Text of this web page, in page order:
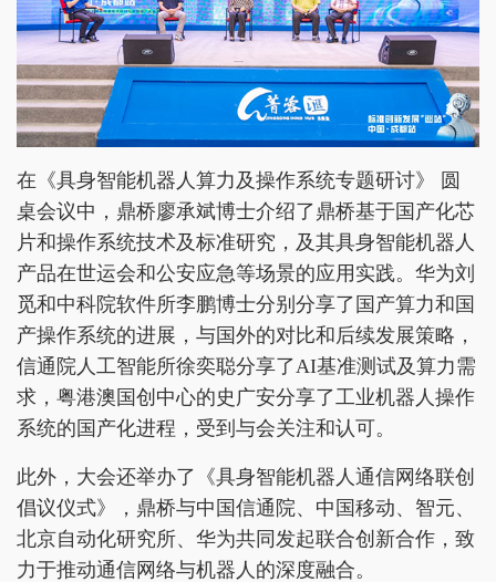
在《具身智能机器人算力及操作系统专题研讨》 圆
桌会议中，鼎桥廖承斌博士介绍了鼎桥基于国产化芯
片和操作系统技术及标准研究，及其具身智能机器人
产品在世运会和公安应急等场景的应用实践。华为刘
觅和中科院软件所李鹏博士分别分享了国产算力和国
产操作系统的进展，与国外的对比和后续发展策略，
信通院人工智能所徐奕聪分享了AI基准测试及算力需
求，粤港澳国创中心的史广安分享了工业机器人操作
系统的国产化进程，受到与会关注和认可。
此外，大会还举办了《具身智能机器人通信网络联创
倡议仪式》，鼎桥与中国信通院、中国移动、智元、
北京自动化研究所、华为共同发起联合创新合作，致
力于推动通信网络与机器人的深度融合。